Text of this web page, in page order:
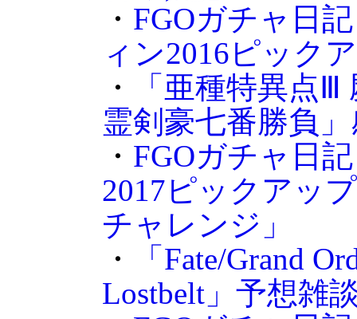
・ FGOガチャ日
ィン2016ピック
・
「亜種特異点
霊剣豪七番勝負
・ FGOガチャ日
2017ピックアッ
チャレンジ」
・
「Fate/Grand
Lostbelt」予想雑